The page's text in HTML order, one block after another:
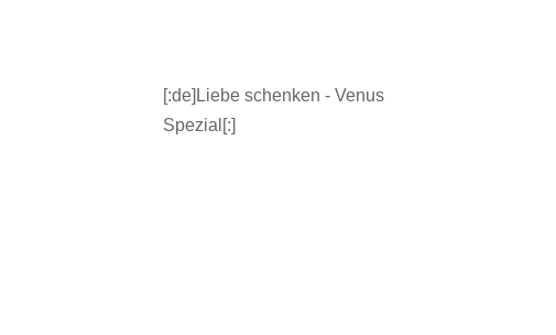
[:de]Liebe schenken - Venus
Spezial[:]